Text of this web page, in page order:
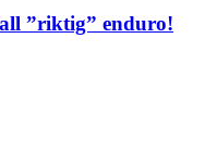
”riktig” enduro!